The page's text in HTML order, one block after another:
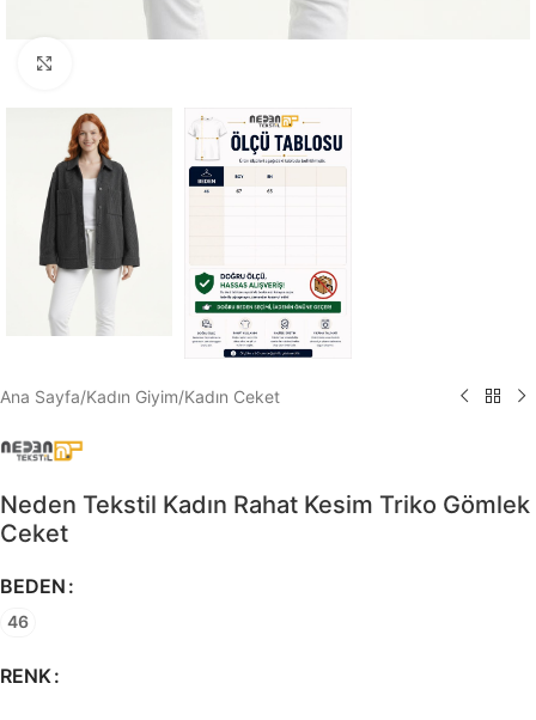
Ana Sayfa/Kadın Giyim/Kadın Ceket
Neden Tekstil Kadın Rahat Kesim Triko Gömlek
Ceket
BEDEN
46
RENK